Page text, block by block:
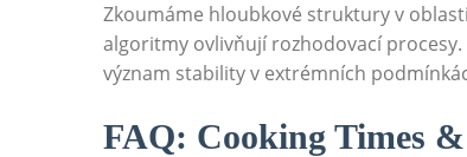
Zkoumáme hloubkové struktury v
algoritmy ovlivňují rozhodovací
význam stability v extrémních
FAQ: Cooking Times